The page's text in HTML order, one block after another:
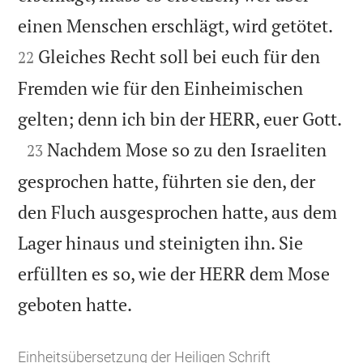
einen Menschen erschlägt, wird getötet.
22 Gleiches Recht soll bei euch für den
Fremden wie für den Einheimischen
gelten; denn ich bin der HERR, euer Gott.

23 Nachdem Mose so zu den Israeliten
gesprochen hatte, führten sie den, der
den Fluch ausgesprochen hatte, aus dem
Lager hinaus und steinigten ihn. Sie
erfüllten es so, wie der HERR dem Mose
geboten hatte.
Einheitsübersetzung der Heiligen Schrift